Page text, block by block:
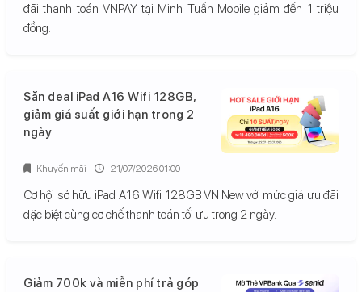
đãi thanh toán VNPAY tại Minh Tuấn Mobile giảm đến 1 triệu
đồng.
Săn deal iPad A16 Wifi 128GB,
giảm giá suất giới hạn trong 2
ngày
Cơ hội sở hữu iPad A16 Wifi 128GB VN New với mức giá ưu đãi
đặc biệt cùng cơ chế thanh toán tối ưu trong 2 ngày.
Khuyến mãi 21/07/2026 01:00
Giảm 700k và miễn phí trả góp